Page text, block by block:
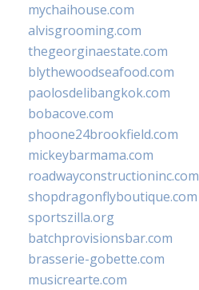
mychaihouse.com
alvisgrooming.com
thegeorginaestate.com
blythewoodseafood.com
paolosdelibangkok.com
bobacove.com
phoone24brookfield.com
mickeybarmama.com
roadwayconstructioninc.com
shopdragonflyboutique.com
sportszilla.org
batchprovisionsbar.com
brasserie-gobette.com
musicrearte.com